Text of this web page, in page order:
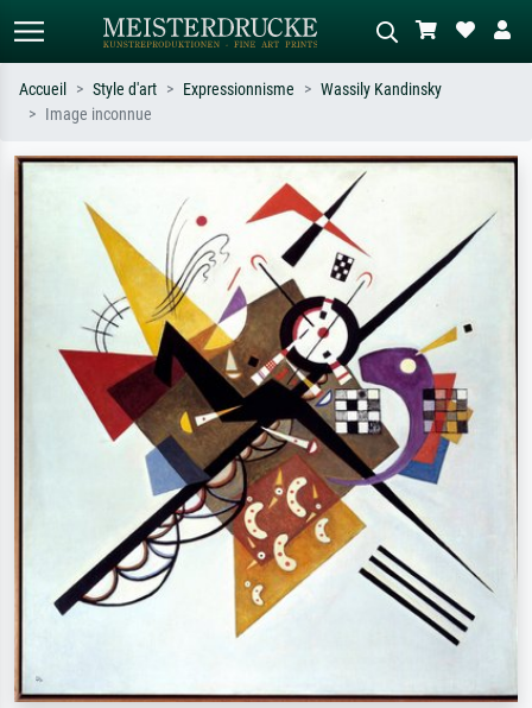
ex. Monet, Nuit étoilée,
impressionnisme, vague de Hokusai,
nu.
Décrivez la scène – ex. prairie verte,
abstrait avec beaucoup de rouge,
tableau sombre, nu debout près d'un
Accueil Style d'art Expressionnisme
Wassily Kandinsky
Image inconnue